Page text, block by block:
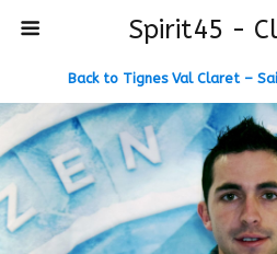
Spirit45 -
Back to Tignes Val Claret –